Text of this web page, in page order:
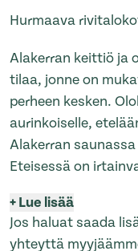
Hurmaava
Alakerran keittiö ja
tilaa, jonne on
perheen kesken.
aurinkoiselle,
Alakerran
Eteisessä on
+Lue lisää
Jos haluat saada
yhteyttä